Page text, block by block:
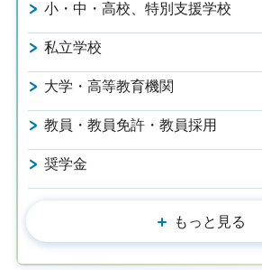
小・中・高校、特別支援学校
私立学校
大学・高等教育機関
教員・教員免許・教員採用
奨学金
もっと見る